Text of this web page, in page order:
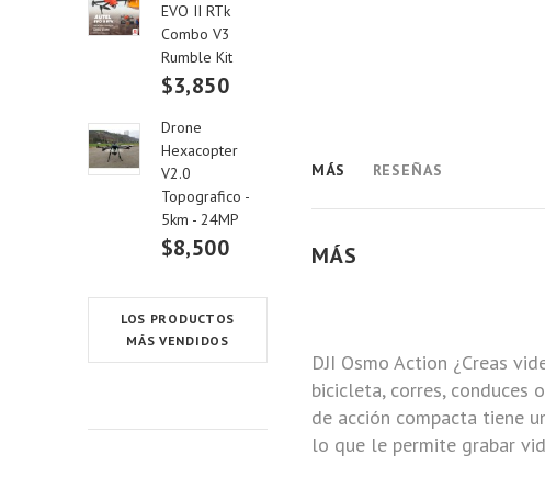
MÁS RESEÑAS
MÁS
DJI Osmo Action ¿Creas
bicicleta, corres, conduces
de acción compacta tiene
lo que le permite grabar
EVO II RTk
Combo V3
Rumble Kit
$3,850
Drone
Hexacopter
V2.0
Topografico -
5km - 24MP
$8,500
LOS PRODUCTOS
MÁS VENDIDOS